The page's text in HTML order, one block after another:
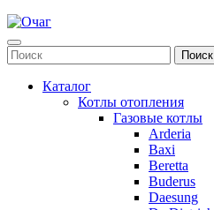
Каталог
Котлы отопления
Газовые котлы
Arderia
Baxi
Beretta
Buderus
Daesung